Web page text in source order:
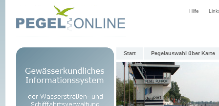
Hilfe
Start Pegelauswahl über Karte